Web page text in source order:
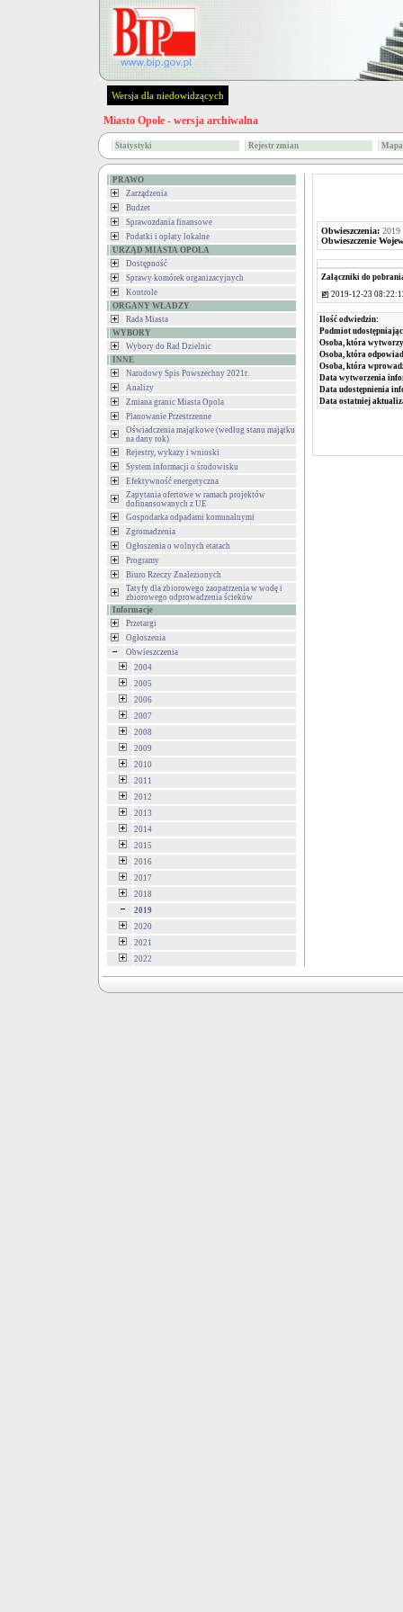
Wersja dla niedowidzących
Miasto Opole - wersja archiwalna
Statystyki Rejestr zmian
PRAWO
Zarządzenia
Budżet
Sprawozdania finansowe
Podatki i opłaty lokalne
URZĄD MIASTA OPOLA
Dostępność
Sprawy komórek organizacyjnych
Kontrole
ORGANY WŁADZY
Rada Miasta
WYBORY
Wybory do Rad Dzielnic
INNE
Narodowy Spis Powszechny 2021r.
Analizy
Zmiana granic Miasta Opola
Planowanie Przestrzenne
Oświadczenia majątkowe (według stanu majątku
na dany rok)
Rejestry, wykazy i wnioski
System informacji o środowisku
Efektywność energetyczna
Zapytania ofertowe w ramach projektów
dofinansowanych z UE
Gospodarka odpadami komunalnymi
Zgromadzenia
Ogłoszenia o wolnych etatach
Programy
Biuro Rzeczy Znalezionych
Tatyfy dla zbiorowego zaopatrzenia w wodę i
zbiorowego odprowadzenia ścieków
Informacje
Przetargi
Ogłoszenia
Obwieszczenia
2004
2005
2006
2007
2008
2009
2010
2011
2012
2013
2014
2015
2016
2017
2018
2019
2020
2021
2022
Obwieszczenia: 2019
Obwieszczenie
Załączniki do
2019-12-23
Ilość odwiedzin:
Podmiot
Osoba, która
Osoba, która
Osoba, która
Data wytworzenia
Data udostępnienia
Data ostatniej